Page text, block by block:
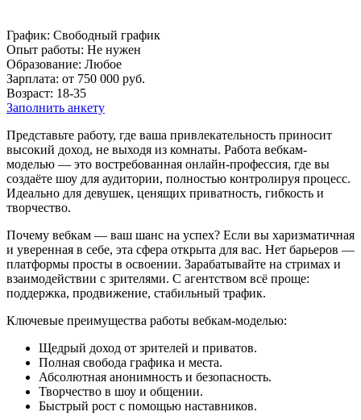
График: Свободный график
Опыт работы: Не нужен
Образование: Любое
Зарплата: от 750 000 руб.
Возраст: 18-35
Заполнить анкету
Представьте работу, где ваша привлекательность приносит
высокий доход, не выходя из комнаты. Работа вебкам-
моделью — это востребованная онлайн-профессия, где вы
создаёте шоу для аудитории, полностью контролируя процесс.
Идеально для девушек, ценящих приватность, гибкость и
творчество.
Почему вебкам — ваш шанс на успех? Если вы харизматичная
и уверенная в себе, эта сфера открыта для вас. Нет барьеров —
платформы просты в освоении. Зарабатывайте на стримах и
взаимодействии с зрителями. С агентством всё проще:
поддержка, продвижение, стабильный трафик.
Ключевые преимущества работы вебкам-моделью:
Щедрый доход от зрителей и приватов.
Полная свобода графика и места.
Абсолютная анонимность и безопасность.
Творчество в шоу и общении.
Быстрый рост с помощью наставников.